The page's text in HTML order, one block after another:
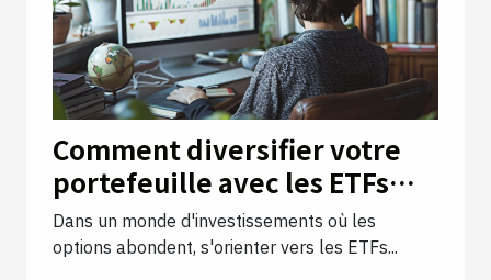
Comment diversifier votre
portefeuille avec les ETFs
peu connus
Dans un monde d'investissements où les
options abondent, s'orienter vers les ETFs...